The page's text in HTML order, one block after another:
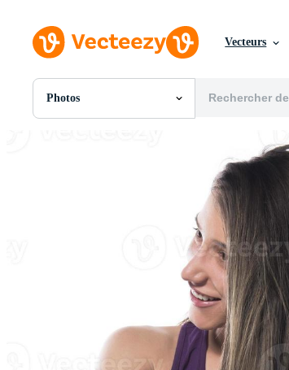
Vecteurs
Photos
Toutes Images